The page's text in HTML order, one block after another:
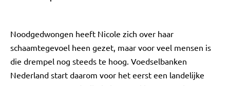
Noodgedwongen heeft Nicole zich over haar
schaamtegevoel heen gezet, maar voor veel mensen is
die drempel nog steeds te hoog. Voedselbanken
Nederland start daarom voor het eerst een landelijke